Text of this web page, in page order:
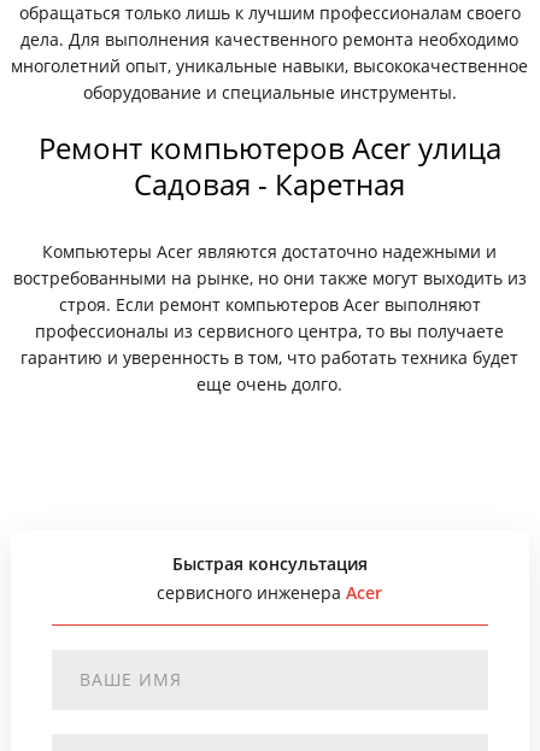
обращаться только лишь к лучшим профессионалам своего
дела. Для выполнения качественного ремонта необходимо
многолетний опыт, уникальные навыки, высококачественное
оборудование и специальные инструменты.
Ремонт компьютеров Acer улица
Садовая - Каретная
Компьютеры Acer являются достаточно надежными и
востребованными на рынке, но они также могут выходить из
строя. Если ремонт компьютеров Acer выполняют
профессионалы из сервисного центра, то вы получаете
гарантию и уверенность в том, что работать техника будет
еще очень долго.
Быстрая консультация
сервисного инженераAcer